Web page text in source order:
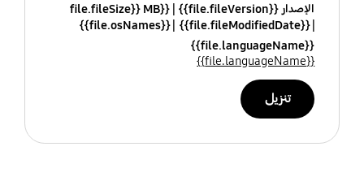
الإصدار {{file.fileVersion}}
{{file.fileSize}} MB
{{file.fileModifiedDate}}
{{file.osNames}}
{{file.languageName}}
{{file.languageName}}
تنزيل